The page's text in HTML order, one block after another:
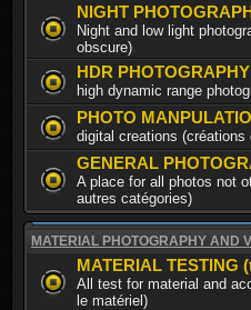
NIGHT
Night and low light
obscure)
HDR
high dynamic range
PHOTO
digital creations
GENERAL
A place for all photos not
autres catégories)
MATERIAL PHOTOGRAPHY AND
MATERIAL TESTING
All test for material and
le matériel)